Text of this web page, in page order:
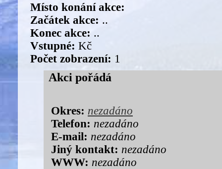
Místo konání akce:
Začátek akce: ..
Konec akce: ..
Vstupné: Kč
Počet zobrazení: 1
Akci pořádá
Okres: nezadáno
Telefon: nezadáno
E-mail: nezadáno
Jiný kontakt: nezadáno
WWW: nezadáno